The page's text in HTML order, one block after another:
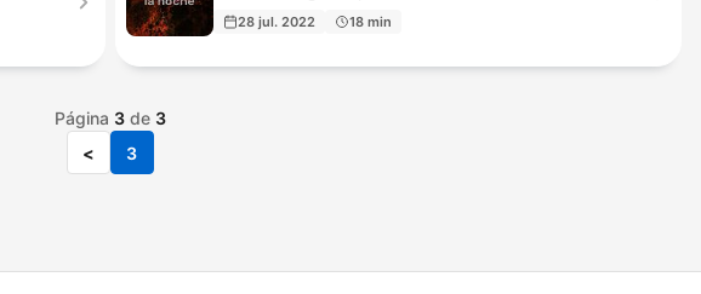
28 jul. 2022 18 min
Página 3de 3
<
3